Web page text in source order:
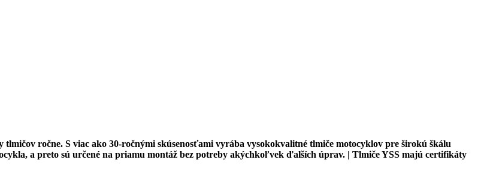
ročne. S viac ako 30-ročnými skúsenosťami vyrába vysokokvalitné tlmiče motocyklov pre širokú škálu
a preto sú určené na priamu montáž bez potreby akýchkoľvek ďalších úprav. | Tlmiče YSS majú certifikáty